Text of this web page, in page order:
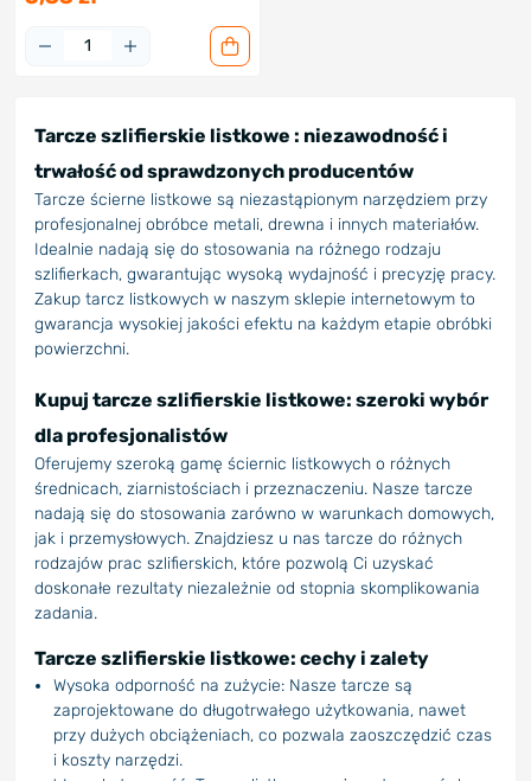
Tarcze szlifierskie listkowe : niezawodność i
trwałość od sprawdzonych producentów
Tarcze ścierne listkowe są niezastąpionym narzędziem przy
profesjonalnej obróbce metali, drewna i innych materiałów.
Idealnie nadają się do stosowania na różnego rodzaju
szlifierkach, gwarantując wysoką wydajność i precyzję pracy.
Zakup tarcz listkowych w naszym sklepie internetowym to
gwarancja wysokiej jakości efektu na każdym etapie obróbki
powierzchni.
Kupuj tarcze szlifierskie listkowe: szeroki wybór
dla profesjonalistów
Oferujemy szeroką gamę ściernic listkowych o różnych
średnicach, ziarnistościach i przeznaczeniu. Nasze tarcze
nadają się do stosowania zarówno w warunkach domowych,
jak i przemysłowych. Znajdziesz u nas tarcze do różnych
rodzajów prac szlifierskich, które pozwolą Ci uzyskać
doskonałe rezultaty niezależnie od stopnia skomplikowania
zadania.
Tarcze szlifierskie listkowe: cechy i zalety
Wysoka odporność na zużycie: Nasze tarcze są
zaprojektowane do długotrwałego użytkowania, nawet
przy dużych obciążeniach, co pozwala zaoszczędzić czas
i koszty narzędzi.